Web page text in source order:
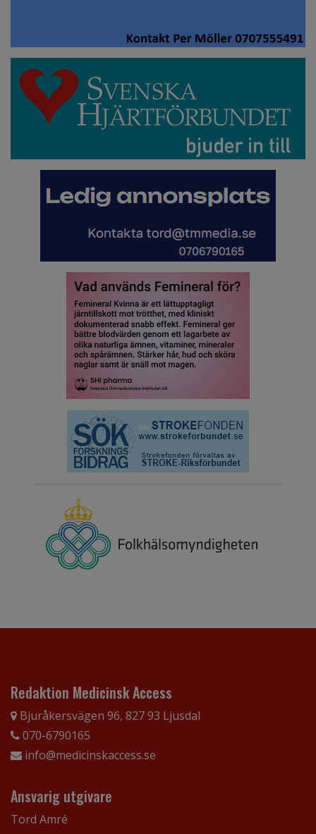
Redaktion Medicinsk Access
Bjuråkersvägen 96, 827 93 Ljusdal
070-6790165
info@medicinskaccess.se
Ansvarig utgivare
Tord Amré